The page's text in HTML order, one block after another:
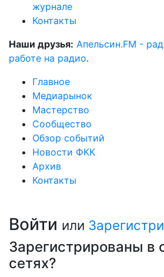
журнале
Контакты
Наши друзья: Апельсин.FM -
работе на радио.
Главное
Медиарынок
Мастерство
Сообщество
Обзор событий
Новости ФКК
Архив
Контакты
Войти или
Зарегистрированы в
сетях?